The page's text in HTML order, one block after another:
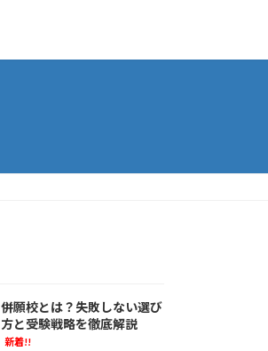
併願校とは？失敗しない選び
方と受験戦略を徹底解説
新着!!